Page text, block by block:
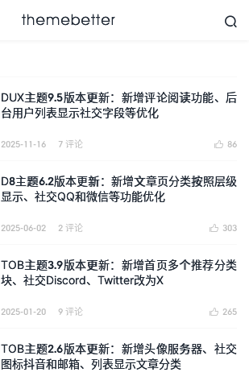

更好的WordPress主题,
主题开发商

DUX主题9.5版本更新：新增评论阅读功能、后
台用户列表显示社交字段等优化
 86
2025-11-16 7 评论
D8主题6.2版本更新：新增文章页分类按照层级
显示、社交QQ和微信等功能优化
 303
2025-06-02 2 评论
TOB主题3.9版本更新：新增首页多个推荐分类
块、社交Discord、Twitter改为X
 265
2025-01-20 9 评论
TOB主题2.6版本更新：新增头像服务器、社交
图标抖音和邮箱、列表显示文章分类